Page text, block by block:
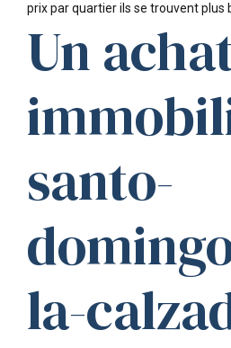
prix par quartier ils se trouvent plus
Un
santo-
la-